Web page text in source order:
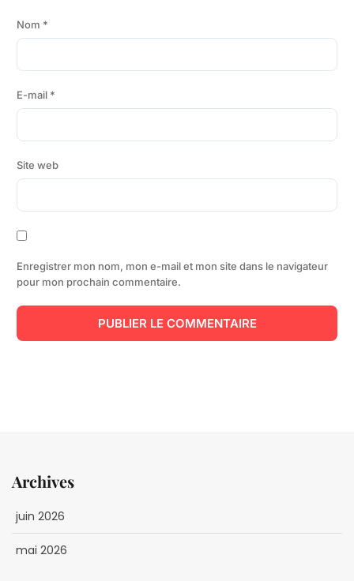
Nom *
E-mail *
Site web
Enregistrer mon nom, mon e-mail et mon site dans le navigateur
pour mon prochain commentaire.
Archives
juin 2026
mai 2026